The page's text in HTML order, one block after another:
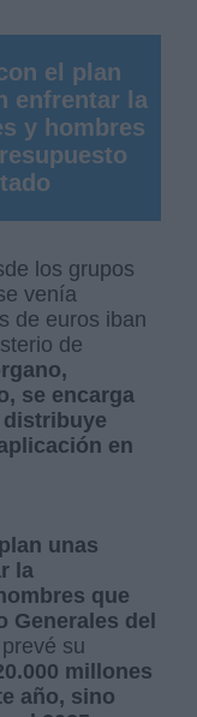
el plan
enfrentar la
y hombres
los grupos
venía
de euros iban
de
se encarga
en
unas
la
que
Generales del
su
millones
año, sino